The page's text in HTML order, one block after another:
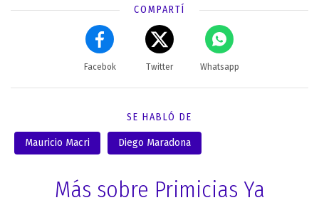
COMPARTÍ
Facebok Twitter Whatsapp
SE HABLÓ DE
Mauricio Macri Diego Maradona
Más sobre Primicias Ya